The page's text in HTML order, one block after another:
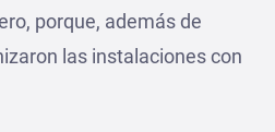
porque, además de
las instalaciones con